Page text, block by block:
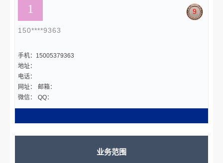
150****9363
9
手机：15005379363
地址：
电话：
网址：
邮箱：
微信：
QQ：
业务范围